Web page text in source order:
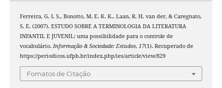
Ferreira, G. I. S., Bonotto, M. E. K. K., Laan, R. H. van der, & Caregnato,
S. E. (2007). ESTUDO SOBRE A TERMINOLOGIA DA LITERATURA
INFANTIL E JUVENIL: uma possibilidade para o controle de
vocabulário. Informação & Sociedade: Estudos, 17(1). Recuperado de
https://periodicos.ufpb.br/index.php/ies/article/view/829
Fomatos de Citação